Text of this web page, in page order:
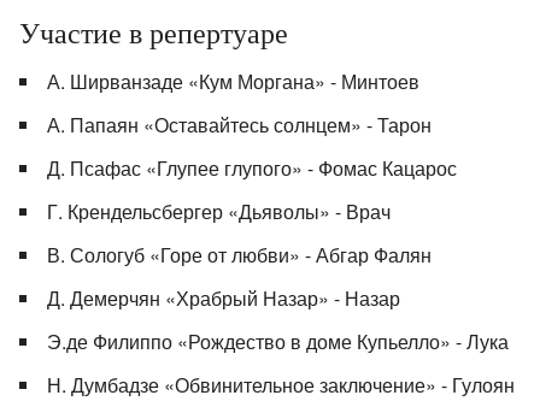
Участие в репертуаре
А. Ширванзаде «Кум Моргана» - Минтоев
А. Папаян «Оставайтесь солнцем» - Тарон
Д. Псафас «Глупее глупого» - Фомас Кацарос
Г. Крендельсбергер «Дьяволы» - Врач
В. Сологуб «Горе от любви» - Абгар Фалян
Д. Демерчян «Храбрый Назар» - Назар
Э.де Филиппо «Рождество в доме Купьелло» - Лука
Н. Думбадзе «Обвинительное заключение» - Гулоян